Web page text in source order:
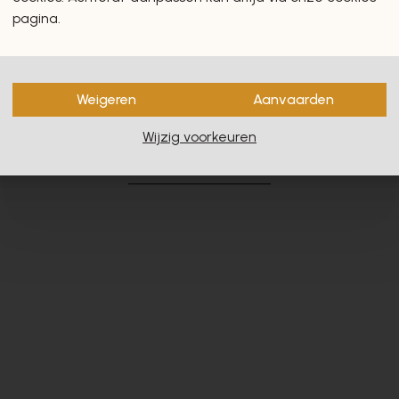
zullen u zeker en vast
pagina.
Weigeren Aanvaarden
Wijzig voorkeuren